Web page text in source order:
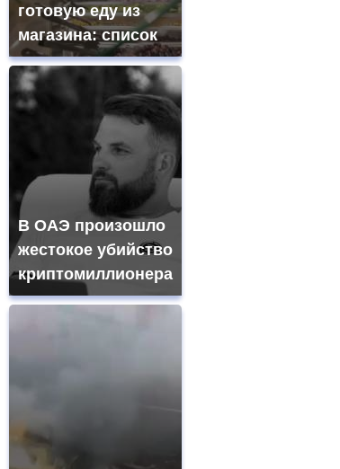
готовую еду из
магазина: список
В ОАЭ произошло
жестокое убийство
криптомиллионера